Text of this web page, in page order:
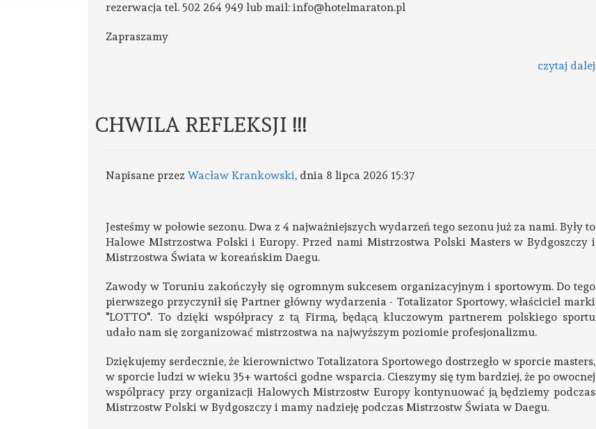
rezerwacja tel. 502 264 949 lub mail: info@hotelmaraton.pl
Zapraszamy
czytaj dalej
CHWILA REFLEKSJI !!!
Napisane przez Wacław Krankowski, dnia 8 lipca 2026 15:37
Jesteśmy w połowie sezonu. Dwa z 4 najważniejszych wydarzeń tego sezonu już za nami. Były to
Halowe MIstrzostwa Polski i Europy. Przed nami Mistrzostwa Polski Masters w Bydgoszczy i
Mistrzostwa Świata w koreańskim Daegu.
Zawody w Toruniu zakończyły się ogromnym sukcesem organizacyjnym i sportowym. Do tego
pierwszego przyczynił się Partner główny wydarzenia - Totalizator Sportowy, właściciel marki
"LOTTO". To dzięki współpracy z tą Firmą, będącą kluczowym partnerem polskiego sportu
udało nam się zorganizować mistrzostwa na najwyższym poziomie profesjonalizmu.
Dziękujemy serdecznie, że kierownictwo Totalizatora Sportowego dostrzegło w sporcie masters,
w sporcie ludzi w wieku 35+ wartości godne wsparcia. Cieszymy się tym bardziej, że po owocnej
wspólpracy przy organizacji Halowych Mistrzostw Europy kontynuować ją będziemy podczas
Mistrzostw Polski w Bydgoszczy i mamy nadzieję podczas Mistrzostw Świata w Daegu.